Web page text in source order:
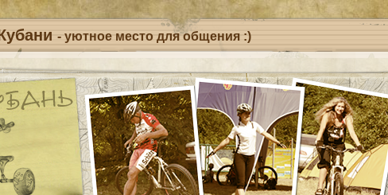
- уютное место для общения :)